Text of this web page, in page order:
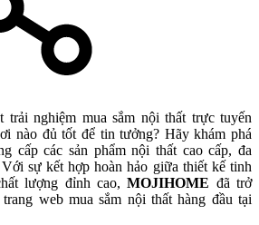
trải nghiệm mua sắm nội thất trực tuyến
nào đủ tốt để tin tưởng? Hãy khám phá
cấp các sản phẩm nội thất cao cấp, đa
sự kết hợp hoàn hảo giữa thiết kế tinh
lượng đỉnh cao,MOJIHOME đã trở
web mua sắm nội thất hàng đầu tại